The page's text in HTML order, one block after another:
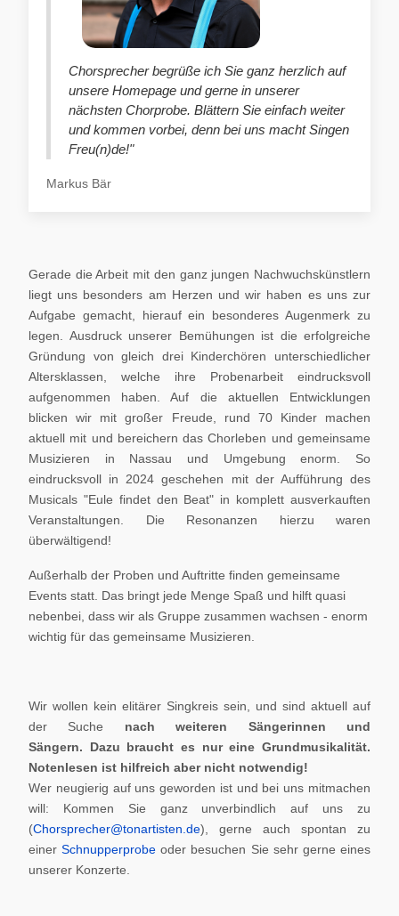
Chorsprecher begrüße ich Sie ganz herzlich auf
unsere Homepage und gerne in unserer
nächsten Chorprobe. Blättern Sie einfach weiter
und kommen vorbei, denn bei uns macht Singen
Freu(n)de!"
Markus Bär
Gerade die Arbeit mit den ganz jungen Nachwuchskünstlern
liegt uns besonders am Herzen und wir haben es uns zur
Aufgabe gemacht, hierauf ein besonderes Augenmerk zu
legen. Ausdruck unserer Bemühungen ist die erfolgreiche
Gründung von gleich drei Kinderchören unterschiedlicher
Altersklassen, welche ihre Probenarbeit eindrucksvoll
aufgenommen haben. Auf die aktuellen Entwicklungen
blicken wir mit großer Freude, rund 70 Kinder machen
aktuell mit und bereichern das Chorleben und gemeinsame
Musizieren in Nassau und Umgebung enorm. So
eindrucksvoll in 2024 geschehen mit der Aufführung des
Musicals "Eule findet den Beat" in komplett ausverkauften
Veranstaltungen. Die Resonanzen hierzu waren
überwältigend!
Außerhalb der Proben und Auftritte finden gemeinsame
Events statt. Das bringt jede Menge Spaß und hilft quasi
nebenbei, dass wir als Gruppe zusammen wachsen - enorm
wichtig für das gemeinsame Musizieren.
Wir wollen kein elitärer Singkreis sein, und sind aktuell auf
der Suche nach weiteren Sängerinnen und
Sängern. Dazu braucht es nur eine Grundmusikalität.
Notenlesen ist hilfreich aber nicht notwendig!
Wer neugierig auf uns geworden ist und bei uns mitmachen
will: Kommen Sie ganz unverbindlich auf uns zu
(Chorsprecher@tonartisten.de), gerne auch spontan zu
einerSchnupperprobe oder besuchen Sie sehr gerne eines
unserer Konzerte.